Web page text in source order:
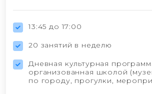
13:45 до 17:00
20 занятий в неделю
Дневная культурная
организованная школой
по городу, прогулки,